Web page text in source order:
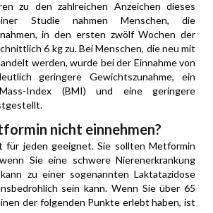
zu den zahlreichen Anzeichen dieses
Studie nahmen Menschen, die
in den ersten zwölf Wochen der
6 kg zu. Bei Menschen, die neu mit
werden, wurde bei der Einnahme von
geringere Gewichtszunahme, ein
Index (BMI) und eine geringere
nicht einnehmen?
für jeden geeignet. Sie sollten Metformin
Sie eine schwere Nierenerkrankung
zu einer sogenannten Laktatazidose
sein kann. Wenn Sie über 65
der folgenden Punkte erlebt haben, ist